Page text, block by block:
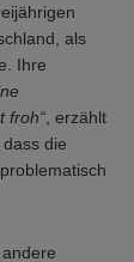
als
Ihre
froh“ , erzählt
die